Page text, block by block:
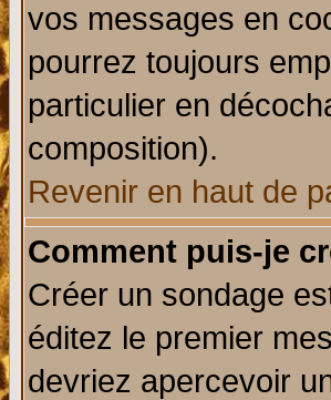
vos messages en
pourrez toujours
particulier en
composition).
Revenir en haut de
Comment puis-je
Créer un sondage
éditez le premier
devriez apercevoir